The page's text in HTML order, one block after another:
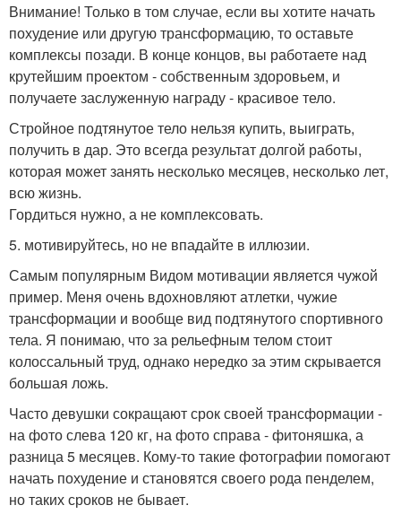
Внимание! Только в том случае, если вы хотите начать
похудение или другую трансформацию, то оставьте
комплексы позади. В конце концов, вы работаете над
крутейшим проектом - собственным здоровьем, и
получаете заслуженную награду - красивое тело.
Стройное подтянутое тело нельзя купить, выиграть,
получить в дар. Это всегда результат долгой работы,
которая может занять несколько месяцев, несколько лет,
всю жизнь.
Гордиться нужно, а не комплексовать.
5. мотивируйтесь, но не впадайте в иллюзии.
Самым популярным Видом мотивации является чужой
пример. Меня очень вдохновляют атлетки, чужие
трансформации и вообще вид подтянутого спортивного
тела. Я понимаю, что за рельефным телом стоит
колоссальный труд, однако нередко за этим скрывается
большая ложь.
Часто девушки сокращают срок своей трансформации -
на фото слева 120 кг, на фото справа - фитоняшка, а
разница 5 месяцев. Кому-то такие фотографии помогают
начать похудение и становятся своего рода пенделем,
но таких сроков не бывает.